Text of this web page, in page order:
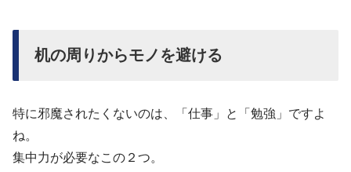
机の周りからモノを避ける
特に邪魔されたくないのは、「仕事」と「勉強」ですよ
ね。
集中力が必要なこの２つ。